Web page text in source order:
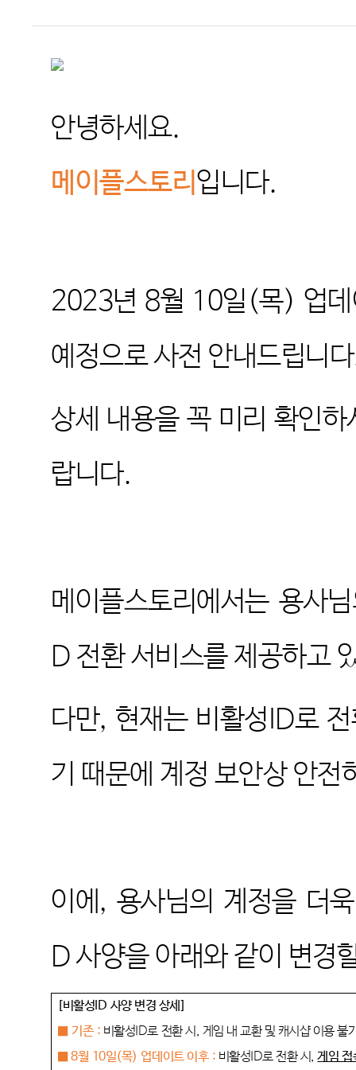
안녕하세요.
메이플스토리 입니다.
2023년 8월 10일 (목) 업
예정으로 사전 안내드립니다
상세 내용을 꼭 미리 확인
랍니다.
메이플스토리에서는 용사
D 전환 서비스를 제공하고
다만, 현재는 비활성ID로
기 때문에 계정 보안상 안전
이에 , 용사님의 계정을 더
D사양을 아래와 같이 변경
비활성ID 사양 변경 상세
기존: 비활성ID로 전환 시 , 게임 내 교환 및 캐시샵 이용 불
■ 8월 10일(목) 업데이트 이후: 비활성ID로 전환 시 ,게임 접